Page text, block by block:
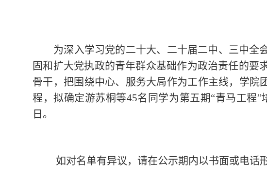
为深入学习党的二十大、二十届二中、三中全
固和扩大党执政的青年群众基础作为政治责任的
骨干，把围绕中心、服务大局作为工作主线，学院
程，拟确定游苏桐等45名同学为第五期“青马工程”
日。
如对名单有异议，请在公示期内以书面或电话